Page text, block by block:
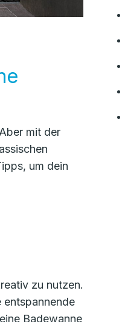
mit der
um dein
zu nutzen.
Badewanne